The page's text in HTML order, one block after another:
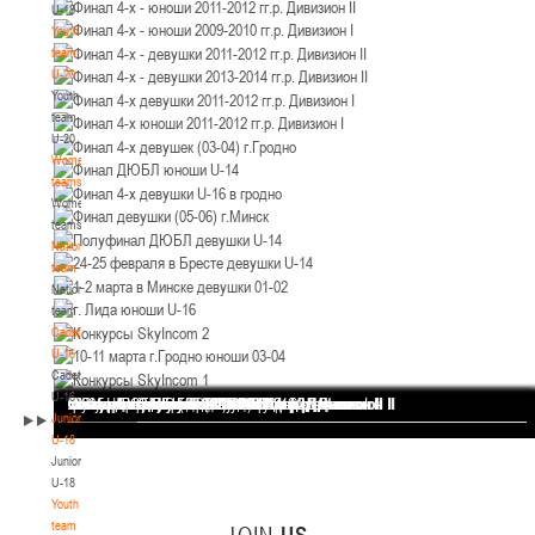
U-18
Youth
team
U-20
Youth
team
U-20
Women's
teams
Women's
teams
National
team
National
team
Cadets
U-16
Cadets
U-16
Juniors
U-18
Juniors
U-18
Youth
team
Уральская 3А
12-14.03.3036
Пинск
U-12, юноши
II тур – юноши 2014-2015 гг.р., Дивизион 1, 12-14 марта 2026 г., г. Пинск, ул.
ул. Пушкина, д. 27
05-07.03.2026
U-14, юноши
IV тур – юноши 2012-2013 гг.р., Дивизион 1, 05-07 марта 2026 г., г. Минск, ул.
Уральская 3А
U-14, девушки
III тур – девушки 2012-2013 гг.р., Дивизион 1, 05-06 марта 2026 г., г. Гомель,
ул. Б.Хмельницкого, 118а
04-06.03.2026
Финал 4-х - девушки 2013-2014 гг.р. Дивизион I
Финал 4-х - юноши 2013-2014 гг.р. Дивизион I
Финал 4-х - юноши 2013-2014 гг.р. Дивизион II
Финал 4-х - юноши 2011-2012 гг.р. Дивизион II
Финал 4-х - юноши 2009-2010 гг.р. Дивизион I
Финал 4-х - девушки 2011-2012 гг.р. Дивизион II
Финал 4-х - девушки 2013-2014 гг.р. Дивизион II
Финал 4-х девушки 2011-2012 гг.р. Дивизион I
Финал 4-х юноши 2011-2012 гг.р. Дивизион I
Финал 4-х девушек (03-04) г.Гродно
Финал ДЮБЛ юноши U-14
Финал 4-х девушки U-16 в гродно
Финал девушки (05-06) г.Минск
Полуфинал ДЮБЛ девушки U-14
24-25 февраля в Бресте девушки U-14
1-2 марта в Минске девушки 01-02
г. Лида юноши U-16
Конкурсы SkyIncom 2
10-11 марта г.Гродно юноши 03-04
Конкурсы SkyIncom 1
группа "ВКонтакте"